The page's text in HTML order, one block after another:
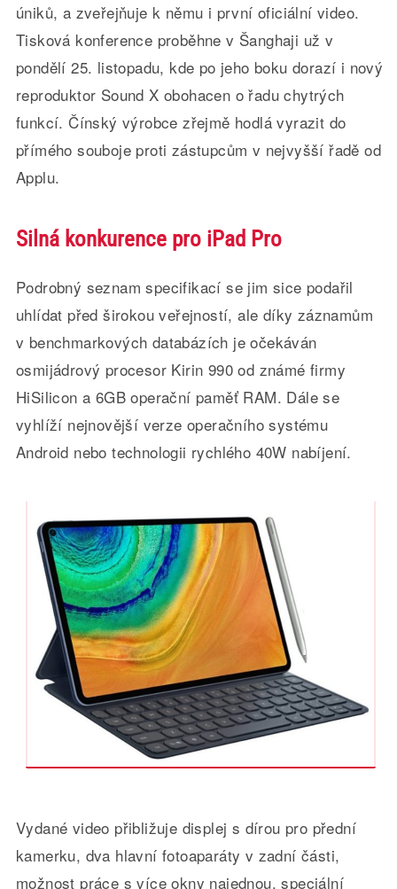
úniků, a zveřejňuje k němu i první oficiální video.
Tisková konference proběhne v Šanghaji už v
pondělí 25. listopadu, kde po jeho boku dorazí i nový
reproduktor Sound X obohacen o řadu chytrých
funkcí. Čínský výrobce zřejmě hodlá vyrazit do
přímého souboje proti zástupcům v nejvyšší řadě od
Applu.
Silná konkurence pro iPad Pro
Podrobný seznam specifikací se jim sice podařil
uhlídat před širokou veřejností, ale díky záznamům
v benchmarkových databázích je očekáván
osmijádrový procesor Kirin 990 od známé firmy
HiSilicon a 6GB operační paměť RAM. Dále se
vyhlíží nejnovější verze operačního systému
Android nebo technologii rychlého 40W nabíjení.
Vydané video přibližuje displej s dírou pro přední
kamerku, dva hlavní fotoaparáty v zadní části,
možnost práce s více okny najednou, speciální